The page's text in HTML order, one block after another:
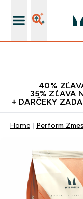
40%
35% ZĽAVA
+ DARČEKY
Home Perform